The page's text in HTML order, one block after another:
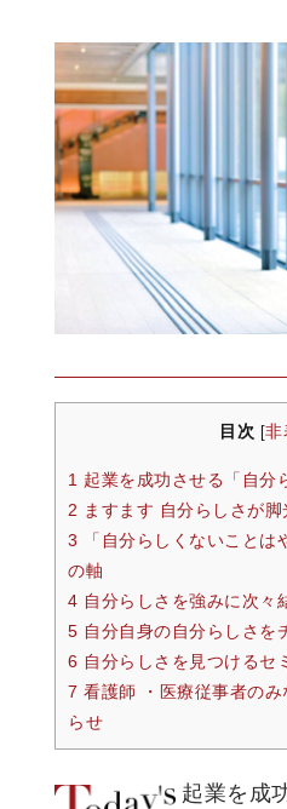
目次 非
1 起業を成功させる「自分
2 ますます 自分らしさが
3 「自分らしくないことは
の軸
4 自分らしさを強みに次々
5 自分自身の自分らしさを
6 自分らしさを見つけるセ
7 看護師 ・医療従事者の
らせ
起業を成